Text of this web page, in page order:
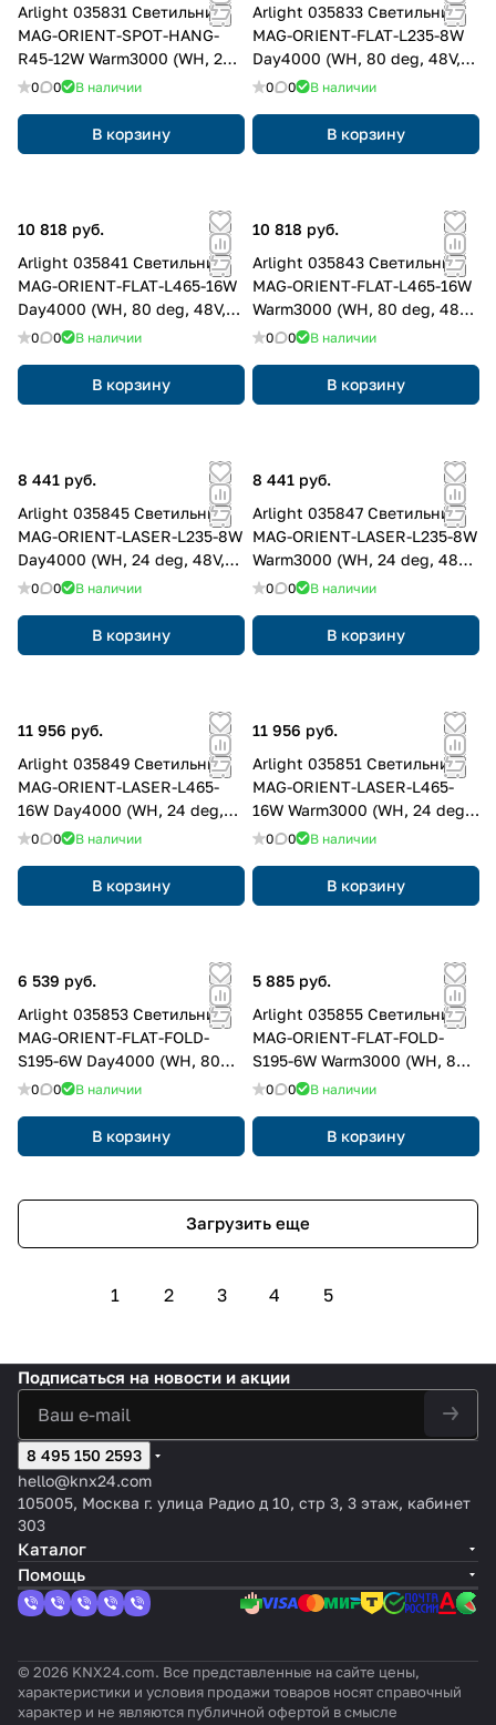
Arlight 035831 Светильник
MAG-ORIENT-SPOT-HANG-
R45-12W Warm3000 (WH, 24
deg, 48V, DALI) (Arlight, IP20
0 0 В наличии
В корзину
Arlight 035833 Светильник
MAG-ORIENT-FLAT-L235-8W
Day4000 (WH, 80 deg, 48V,
DALI) (Arlight, IP20 Металл, 3
0 0 В наличии
В корзину
10 818 руб.
Arlight 035841 Светильник
MAG-ORIENT-FLAT-L465-16W
Day4000 (WH, 80 deg, 48V,
DALI) (Arlight, IP20 Металл, 3
0 0 В наличии
В корзину
10 818 руб.
Arlight 035843 Светильник
MAG-ORIENT-FLAT-L465-16W
Warm3000 (WH, 80 deg, 48V,
DALI) (Arlight, IP20 Металл, 3
0 0 В наличии
В корзину
8 441 руб.
Arlight 035845 Светильник
MAG-ORIENT-LASER-L235-8W
Day4000 (WH, 24 deg, 48V,
DALI) (Arlight, IP20 Металл, 3
0 0 В наличии
В корзину
8 441 руб.
Arlight 035847 Светильник
MAG-ORIENT-LASER-L235-8W
Warm3000 (WH, 24 deg, 48V,
DALI) (Arlight, IP20 Металл, 3
0 0 В наличии
В корзину
11 956 руб.
Arlight 035849 Светильник
MAG-ORIENT-LASER-L465-
16W Day4000 (WH, 24 deg,
48V, DALI) (Arlight, IP20
0 0 В наличии
В корзину
11 956 руб.
Arlight 035851 Светильник
MAG-ORIENT-LASER-L465-
16W Warm3000 (WH, 24 deg,
48V, DALI) (Arlight, IP20
0 0 В наличии
В корзину
6 539 руб.
Arlight 035853 Светильник
MAG-ORIENT-FLAT-FOLD-
S195-6W Day4000 (WH, 80
deg, 48V, DALI) (Arlight, IP20
0 0 В наличии
В корзину
5 885 руб.
Arlight 035855 Светильник
MAG-ORIENT-FLAT-FOLD-
S195-6W Warm3000 (WH, 80
deg, 48V, DALI) (Arlight, IP20
0 0 В наличии
В корзину
Загрузить еще
1 2 3 4 5
Подписаться на новости и акции
8 495 150 2593
hello@knx24.com
105005, Москва г. улица Радио д 10, стр 3, 3 этаж, кабинет
303
Каталог
Помощь
© 2026 KNX24.com. Все представленные на сайте цены,
характеристики и условия продажи товаров носят справочный
характер и не являются публичной офертой в смысле